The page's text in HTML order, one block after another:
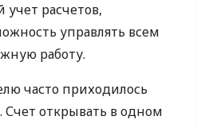
расчетов,
управлять всем
работу.
часто приходилось
Счет открывать в одном